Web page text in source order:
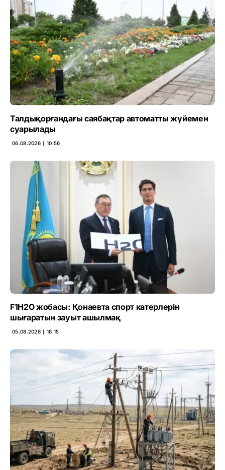
Талдықорғандағы саябақтар автоматты жүйемен
суарылады
06.08.2026 ∣ 10:56
F1H2O жобасы: Қонаевта спорт катерлерін
шығаратын зауыт ашылмақ
05.08.2026 ∣ 18:15